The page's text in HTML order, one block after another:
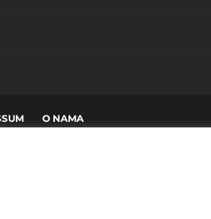
O NAMA